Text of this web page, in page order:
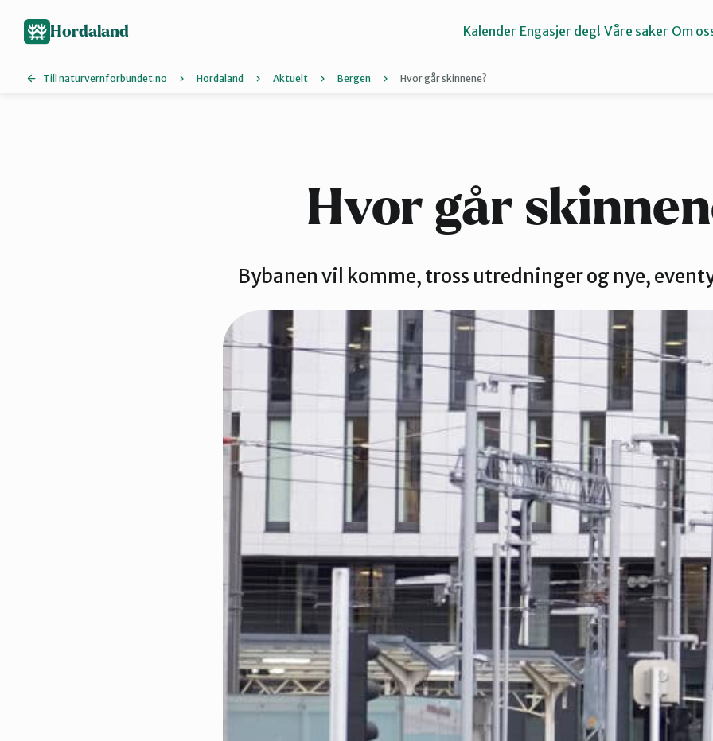
innhold
hovedinnhold
Kvinnherad
Hordaland Kalender Engasjer deg! Våre saker Om
Till naturvernforbundet.no Hordaland Aktuelt Bergen Hvor går skinnene?
Hvor går
Bybanen vil komme, tross utredninger og nye,